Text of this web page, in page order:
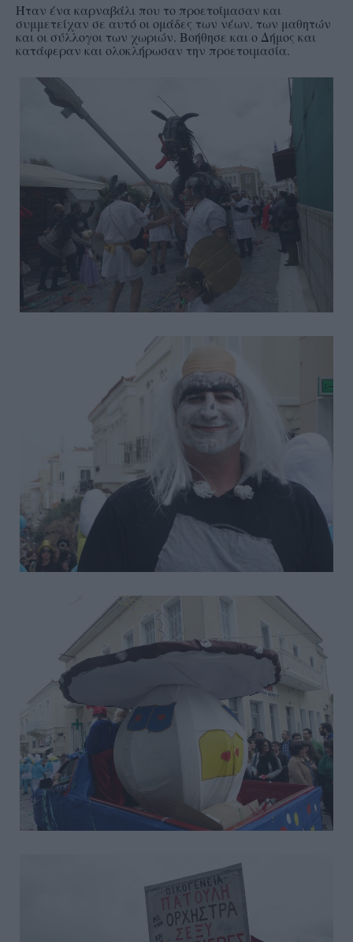
Ήταν ένα καρναβάλι που το προετοίμασαν και
συμμετείχαν σε αυτό οι ομάδες των νέων. των μαθητών
και οι σύλλογοι των χωριών. Βοήθησε και ο Δήμος και
κατάφεραν και ολοκλήρωσαν την προετοιμασία.